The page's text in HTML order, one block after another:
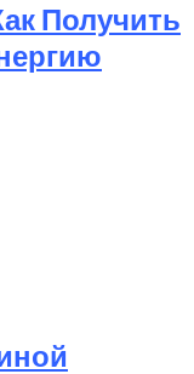
Получить